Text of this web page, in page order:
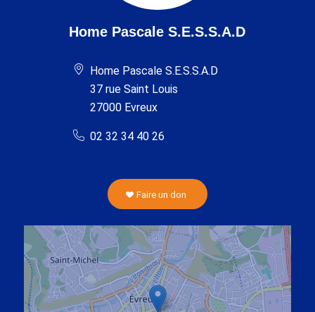
Home Pascale S.E.S.S.A.D
Home Pascale S.E.S.S.A.D
37 rue Saint Louis
27000 Evreux
02 32 34 40 26
Faire un don